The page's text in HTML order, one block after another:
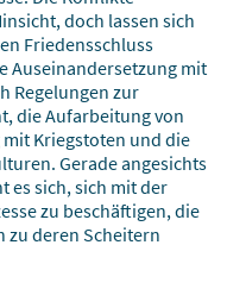
doch lassen sich
Friedensschluss
Auseinandersetzung mit
Regelungen zur
die Aufarbeitung von
Kriegstoten und die
Gerade angesichts
es sich, sich mit der
zu beschäftigen, die
zu deren Scheitern